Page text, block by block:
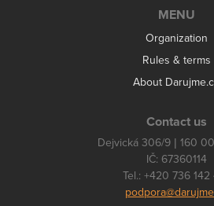
MENU
Organization
Rules & terms
About
Contact us
Dejvická 306/9 | 160
IČ: 67360114
Tel.: +420 736 142